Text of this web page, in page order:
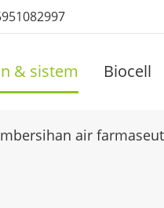
& sistem Biocell
air